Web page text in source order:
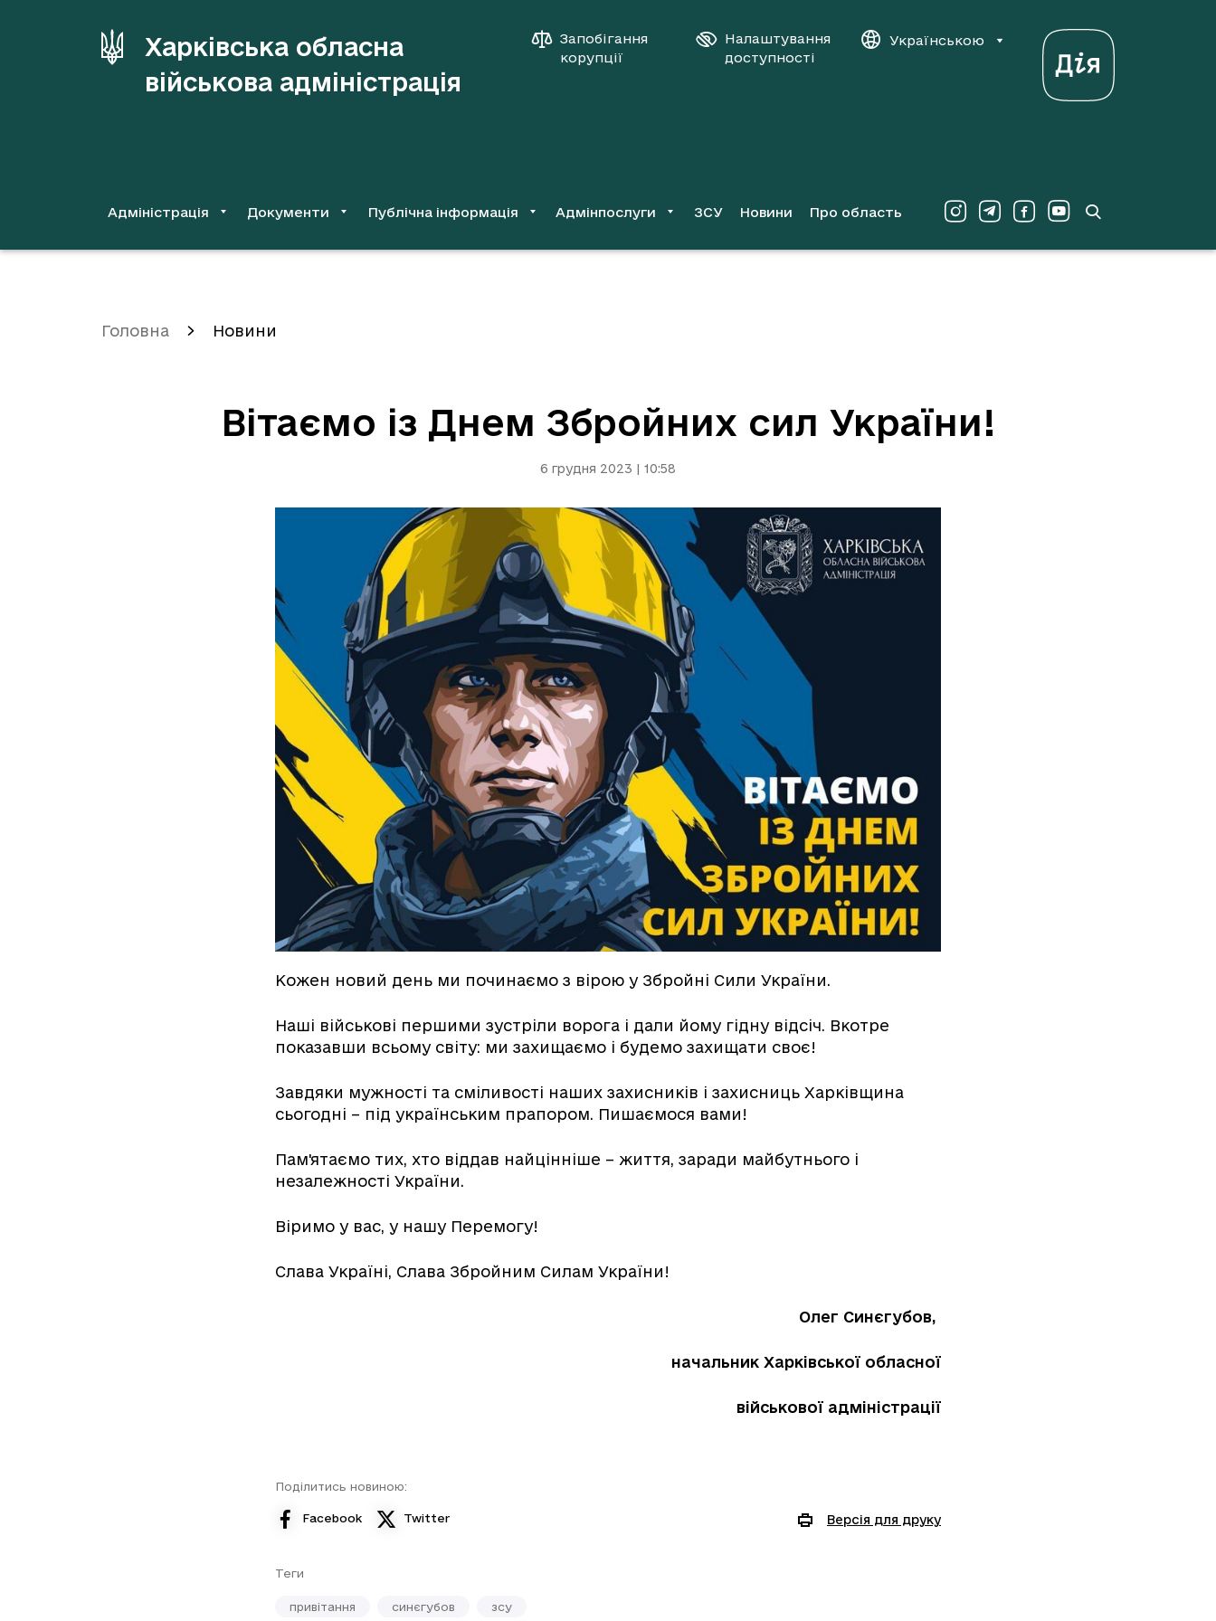
Харківська обласна
військова адміністрація
Запобігання
корупції
Налаштування
доступності
Українською
Адміністрація Документи Публічна інформація Адмінпослуги ЗСУ Новини Про область
Головна Новини
Вітаємо із Днем Збройних сил України!
6 грудня 2023 | 10:58
Кожен новий день ми починаємо з вірою у Збройні Сили України.
Наші військові першими зустріли ворога і дали йому гідну відсіч. Вкотре
показавши всьому світу: ми захищаємо і будемо захищати своє!
Завдяки мужності та сміливості наших захисників і захисниць Харківщина
сьогодні – під українським прапором. Пишаємося вами!
Пам'ятаємо тих, хто віддав найцінніше – життя, заради майбутнього і
незалежності України.
Віримо у вас, у нашу Перемогу!
Слава Україні, Слава Збройним Силам України!
Олег Синєгубов,
начальник Харківської обласної
військової адміністрації
Поділитись новиною:
Facebook Twitter Версія для друку
Теги
привітання синєгубов зсу